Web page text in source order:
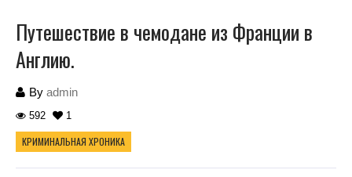
Путешествие в чемодане из Франции в
Англию.
By admin
592 1
КРИМИНАЛЬНАЯ ХРОНИКА